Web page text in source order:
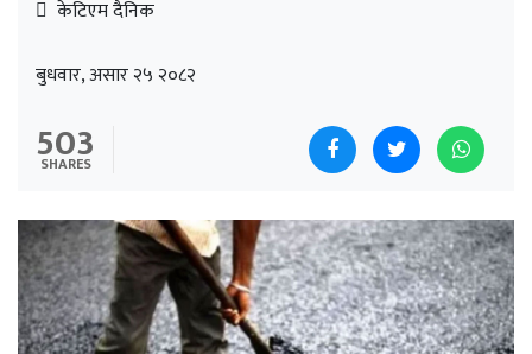
केटिएम दैनिक
बुधवार, असार २५ २०८२
503
SHARES